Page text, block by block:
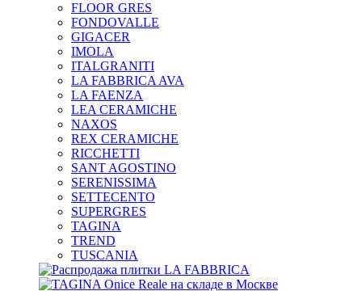
FLOOR GRES
FONDOVALLE
GIGACER
IMOLA
ITALGRANITI
LA FABBRICA AVA
LA FAENZA
LEA CERAMICHE
NAXOS
REX CERAMICHE
RICCHETTI
SANT AGOSTINO
SERENISSIMA
SETTECENTO
SUPERGRES
TAGINA
TREND
TUSCANIA